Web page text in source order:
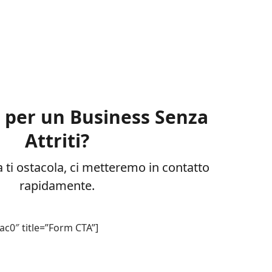
un Business Senza
Attriti?
ti ostacola, ci metteremo in contatto
rapidamente.
title=”Form CTA”]